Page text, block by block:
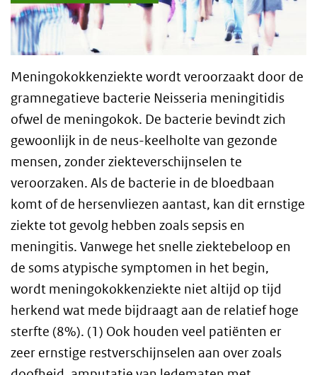
Meningokokkenziekte wordt veroorzaakt door de
gramnegatieve bacterie Neisseria meningitidis
ofwel de meningokok. De bacterie bevindt zich
gewoonlijk in de neus-keelholte van gezonde
mensen, zonder ziekteverschijnselen te
veroorzaken. Als de bacterie in de bloedbaan
komt of de hersenvliezen aantast, kan dit ernstige
ziekte tot gevolg hebben zoals sepsis en
meningitis. Vanwege het snelle ziektebeloop en
de soms atypische symptomen in het begin,
wordt meningokokkenziekte niet altijd op tijd
herkend wat mede bijdraagt aan de relatief hoge
sterfte (8%). (1) Ook houden veel patiënten er
zeer ernstige restverschijnselen aan over zoals